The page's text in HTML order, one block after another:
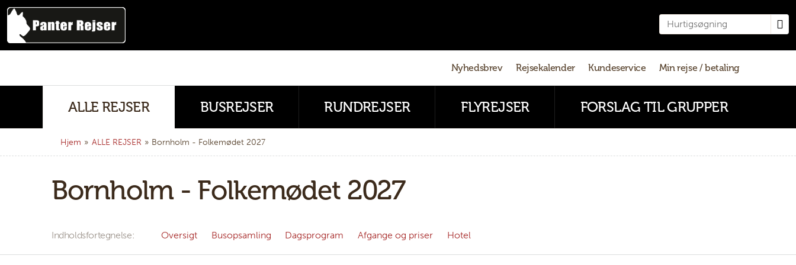
Nyhedsbrev Rejsekalender Kundeservice Min rejse / betaling
ALLE REJSER BUSREJSER RUNDREJSER FLYREJSER FORSLAG TIL GRUPPER
Hjem » ALLE REJSER » Bornholm - Folkemødet 2027
Bornholm - Folkemødet 2027
Indholdsfortegnelse Oversigt Busopsamling Dagsprogram Afgange og priser Hotel